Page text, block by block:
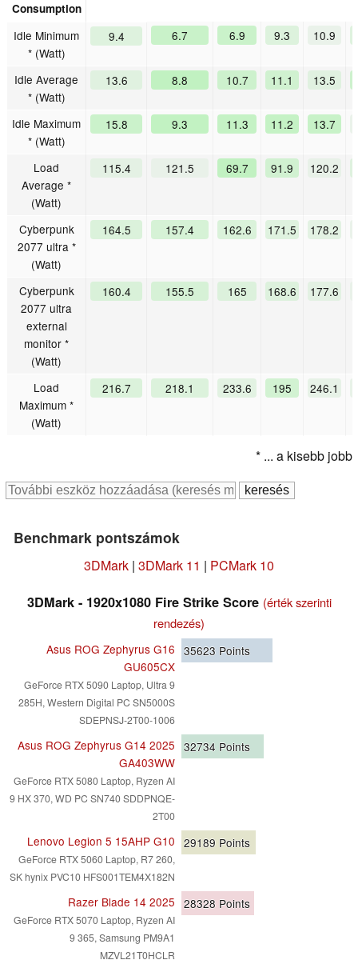
Consumption
Idle Minimum
* (Watt)
9.4 6.7 6.9 9.3 10.9
Idle Average
* (Watt)
13.6 8.8 10.7 11.1 13.5
Idle Maximum
* (Watt)
15.8 9.3 11.3 11.2 13.7
Load
Average *
(Watt)
115.4 121.5 69.7 91.9 120.2
Cyberpunk
2077 ultra *
(Watt)
164.5 157.4 162.6 171.5 178.2
Cyberpunk
2077 ultra
external
monitor *
(Watt)
160.4 155.5 165 168.6 177.6
Load
Maximum *
(Watt)
216.7 218.1 233.6 195 246.1
* ... a kisebb jobb
Benchmark pontszámok
3DMark | 3DMark 11 | PCMark 10
3DMark - 1920x1080 Fire Strike Score (érték szerinti
rendezés)
Asus ROG Zephyrus G16
GU605CX
GeForce RTX 5090 Laptop, Ultra 9
285H, Western Digital PC SN5000S
SDEPNSJ-2T00-1006
35623 Points
Asus ROG Zephyrus G14 2025
GA403WW
GeForce RTX 5080 Laptop, Ryzen AI
9 HX 370, WD PC SN740 SDDPNQE-
2T00
32734 Points
Lenovo Legion 5 15AHP G10
GeForce RTX 5060 Laptop, R7 260,
SK hynix PVC10 HFS001TEM4X182N
29189 Points
Razer Blade 14 2025
GeForce RTX 5070 Laptop, Ryzen AI
9 365, Samsung PM9A1
MZVL21T0HCLR
28328 Points